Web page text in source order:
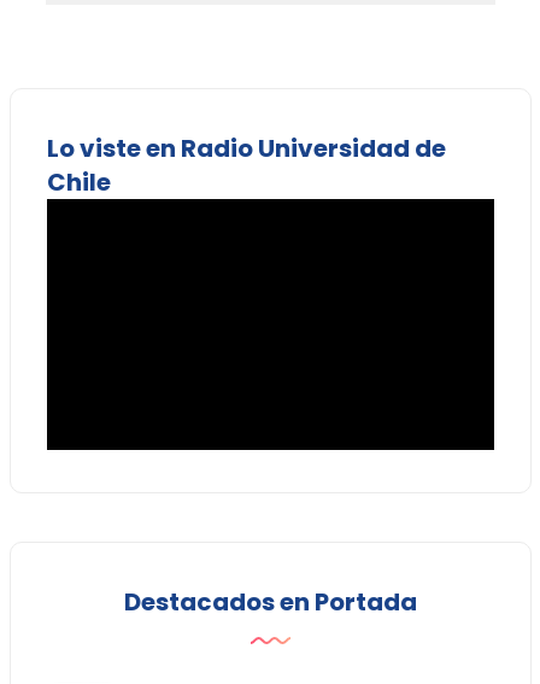
Lo viste en Radio Universidad de
Chile
Destacados en Portada